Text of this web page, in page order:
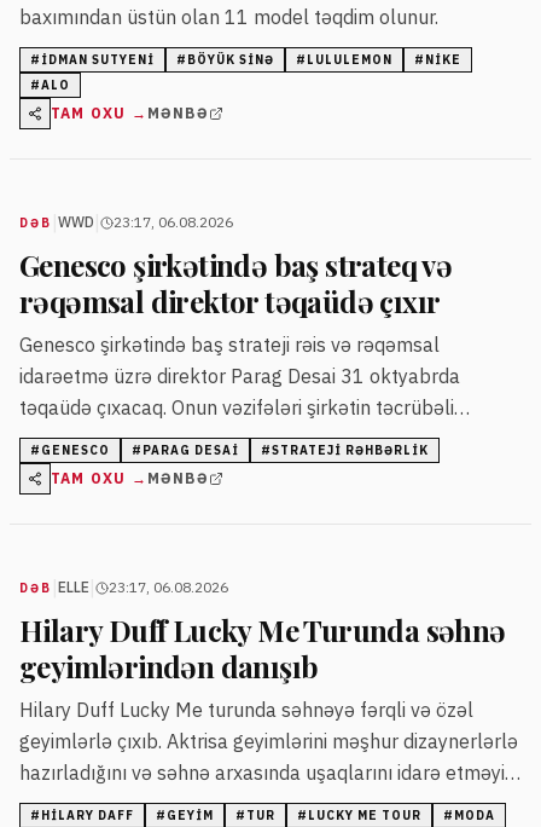
baxımından üstün olan 11 model təqdim olunur.
# IDMAN SUTYENI # BÖYÜK SINƏ # LULULEMON # NIKE
#ALO
TAM OXU → MƏNBƏ
DƏB WWD 23:17, 06.08.2026
Genesco şirkətində baş strateq və
rəqəmsal direktor təqaüdə çıxır
Genesco şirkətində baş strateji rəis və rəqəmsal
idarəetmə üzrə direktor Parag Desai 31 oktyabrda
təqaüdə çıxacaq. Onun vəzifələri şirkətin təcrübəli
rəhbərlik üzvlərinə veriləcək.
# GENESCO # PARAG DESAI #STRATEJI RƏHBƏRLIK
TAM OXU → MƏNBƏ
DƏB ELLE 23:17, 06.08.2026
Hilary Duff Lucky Me Turunda səhnə
geyimlərindən danışıb
Hilary Duff Lucky Me turunda səhnəyə fərqli və özəl
geyimlərlə çıxıb. Aktrisa geyimlərini məşhur dizaynerlərlə
hazırladığını və səhnə arxasında uşaqlarını idarə etməyin
ona çətinlik yaratdığını deyib.
# HILARY DAFF # GEYIM # TUR # LUCKY ME TOUR # MODA